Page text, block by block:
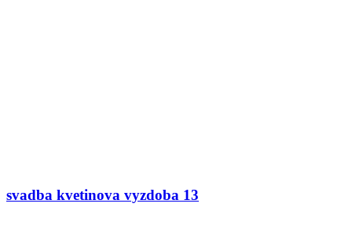
svadba kvetinova vyzdoba 13